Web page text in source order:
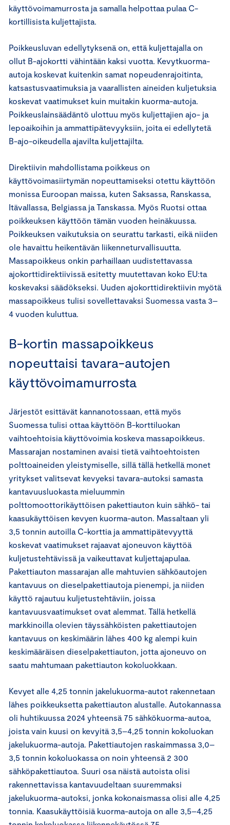
käyttövoimamurrosta ja samalla helpottaa pulaa C-
kortillisista kuljettajista.
Poikkeusluvan edellytyksenä on, että kuljettajalla on
ollut B-ajokortti vähintään kaksi vuotta. Kevytkuorma-
autoja koskevat kuitenkin samat nopeudenrajoitinta,
katsastusvaatimuksia ja vaarallisten aineiden kuljetuksia
koskevat vaatimukset kuin muitakin kuorma-autoja.
Poikkeuslainsäädäntö ulottuu myös kuljettajien ajo- ja
lepoaikoihin ja ammattipätevyyksiin, joita ei edellytetä
B-ajo-oikeudella ajavilta kuljettajilta.
Direktiivin mahdollistama poikkeus on
käyttövoimasiirtymän nopeuttamiseksi otettu käyttöön
monissa Euroopan maissa, kuten Saksassa, Ranskassa,
Itävallassa, Belgiassa ja Tanskassa. Myös Ruotsi ottaa
poikkeuksen käyttöön tämän vuoden heinäkuussa.
Poikkeuksen vaikutuksia on seurattu tarkasti, eikä niiden
ole havaittu heikentävän liikenneturvallisuutta.
Massapoikkeus onkin parhaillaan uudistettavassa
ajokorttidirektiivissä esitetty muutettavan koko EU:ta
koskevaksi säädökseksi. Uuden ajokorttidirektiivin myötä
massapoikkeus tulisi sovellettavaksi Suomessa vasta 3–
4 vuoden kuluttua.
B-kortin massapoikkeus
nopeuttaisi tavara-autojen
käyttövoimamurrosta
Järjestöt esittävät kannanotossaan, että myös
Suomessa tulisi ottaa käyttöön B-korttiluokan
vaihtoehtoisia käyttövoimia koskeva massapoikkeus.
Massarajan nostaminen avaisi tietä vaihtoehtoisten
polttoaineiden yleistymiselle, sillä tällä hetkellä monet
yritykset valitsevat kevyeksi tavara-autoksi samasta
kantavuusluokasta mieluummin
polttomoottorikäyttöisen pakettiauton kuin sähkö- tai
kaasukäyttöisen kevyen kuorma-auton. Massaltaan yli
3,5 tonnin autoilla C-korttia ja ammattipätevyyttä
koskevat vaatimukset rajaavat ajoneuvon käyttöä
kuljetustehtävissä ja vaikeuttavat kuljettajapulaa.
Pakettiauton massarajan alle mahtuvien sähköautojen
kantavuus on dieselpakettiautoja pienempi, ja niiden
käyttö rajautuu kuljetustehtäviin, joissa
kantavuusvaatimukset ovat alemmat. Tällä hetkellä
markkinoilla olevien täyssähköisten pakettiautojen
kantavuus on keskimäärin lähes 400 kg alempi kuin
keskimääräisen diesel­pakettiauton, jotta ajoneuvo on
saatu mahtumaan pakettiauton kokoluokkaan.
Kevyet alle 4,25 tonnin jakelukuorma-autot rakennetaan
lähes poikkeuksetta pakettiauton alustalle. Autokannassa
oli huhtikuussa 2024 yhteensä 75 sähkökuorma-autoa,
joista vain kuusi on kevyitä 3,5–4,25 tonnin kokoluokan
jakelukuorma-autoja. Pakettiautojen raskaimmassa 3,0–
3,5 tonnin kokoluokassa on noin yhteensä 2 300
sähköpakettiautoa. Suuri osa näistä autoista olisi
rakennettavissa kantavuudeltaan suuremmaksi
jakelukuorma-autoksi, jonka kokonaismassa olisi alle 4,25
tonnia. Kaasukäyttöisiä kuorma-autoja on alle 3,5–4,25